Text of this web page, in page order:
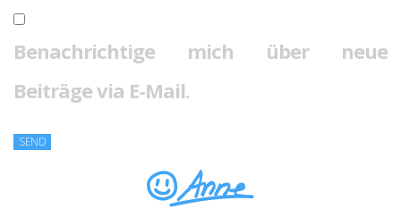
Benachrichtige mich über neue
Beiträge via E-Mail.